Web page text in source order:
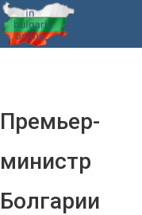
Премьер-
министр
Болгарии